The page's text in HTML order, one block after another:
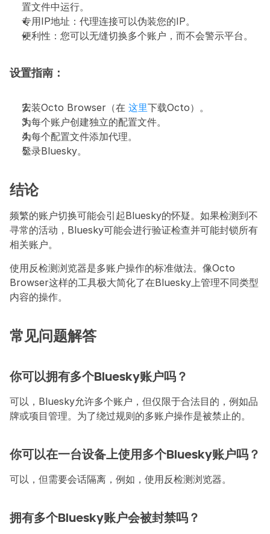
置文件中运行。
专用IP地址：代理连接可以伪装您的IP。
便利性：您可以无缝切换多个账户，而不会警示平台。
设置指南：
安装Octo Browser（在 这里下载Octo）。
为每个账户创建独立的配置文件。
为每个配置文件添加代理。
登录Bluesky。
结论
频繁的账户切换可能会引起Bluesky的怀疑。如果检测到不
寻常的活动，Bluesky可能会进行验证检查并可能封锁所有
相关账户。
使用反检测浏览器是多账户操作的标准做法。像Octo
Browser这样的工具极大简化了在Bluesky上管理不同类型
内容的操作。
常见问题解答
你可以拥有多个Bluesky账户吗？
可以，Bluesky允许多个账户，但仅限于合法目的，例如品
牌或项目管理。为了绕过规则的多账户操作是被禁止的。
你可以在一台设备上使用多个Bluesky账户吗？
可以，但需要会话隔离，例如，使用反检测浏览器。
拥有多个Bluesky账户会被封禁吗？